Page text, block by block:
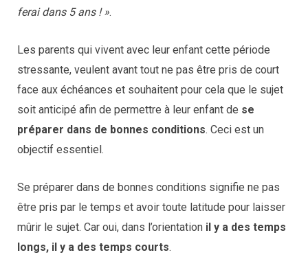
ferai dans 5 ans ! ».
Les parents qui vivent avec leur enfant cette période
stressante, veulent avant tout ne pas être pris de court
face aux échéances et souhaitent pour cela que le sujet
soit anticipé afin de permettre à leur enfant de se
préparer dans de bonnes conditions. Ceci est un
objectif essentiel.
Se préparer dans de bonnes conditions signifie ne pas
être pris par le temps et avoir toute latitude pour laisser
mûrir le sujet. Car oui, dans l’orientation il y a des temps
longs, il y a des temps courts.